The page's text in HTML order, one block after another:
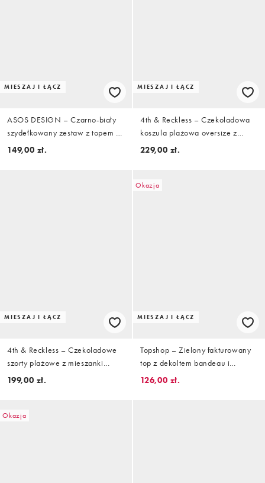
MIESZAJ I ŁĄCZ
ASOS DESIGN – Czarno-biały
szydełkowany zestaw z topem z
dekoltem halter i haftowanym
149,00 zł.
MIESZAJ I ŁĄCZ
4th & Reckless – Czekoladowa
koszula plażowa oversize z
mieszanki bawełny w paski
229,00 zł.
MIESZAJ I ŁĄCZ
4th & Reckless – Czekoladowe
szorty plażowe z mieszanki
bawełny w paski z gumką w
199,00 zł.
Okazja
MIESZAJ I ŁĄCZ
Topshop – Zielony fakturowany
top z dekoltem bandeau i
drapowaniem, część zestawu
126,00 zł.
Okazja